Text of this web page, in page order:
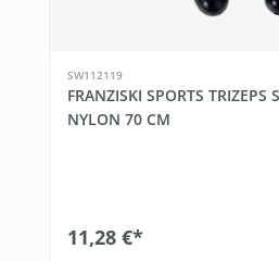
SW112119
FRANZISKI SPORTS TRIZEPS
NYLON 70 CM
11,28 €*